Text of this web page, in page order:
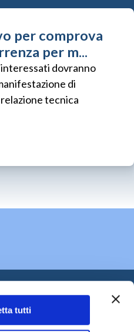
tutti
per comprova
per m...
dovranno
di
tecnica